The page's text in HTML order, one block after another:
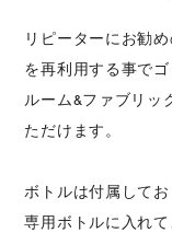
リピーターにお勧
を再利用する事でゴ
ルーム&ファブリッ
ただけます。
ボトルは付属して
専用ボトルに入れて